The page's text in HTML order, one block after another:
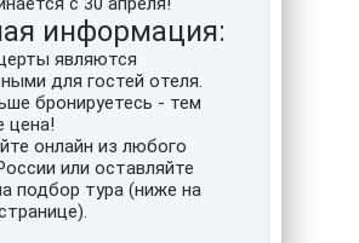
информация:
являются
для гостей отеля.
бронируетесь - тем
цена!
онлайн из любого
или оставляйте
подбор тура (ниже на